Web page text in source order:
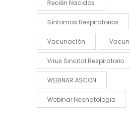
Recién Nacidos
Síntomas Respiratorios
Vacunación
Virus Sincital Respiratorio
WEBINAR ASCON
Webinar Neonatologia